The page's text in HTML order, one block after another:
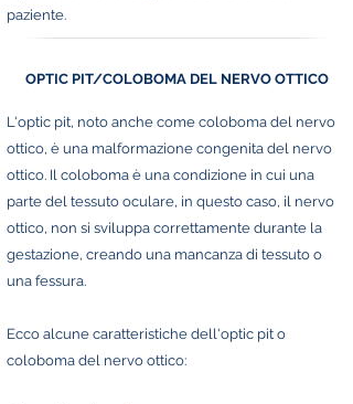
paziente.
OPTIC PIT/COLOBOMA DEL NERVO OTTICO
L'optic pit, noto anche come coloboma del nervo
ottico, è una malformazione congenita del nervo
ottico. Il coloboma è una condizione in cui una
parte del tessuto oculare, in questo caso, il nervo
ottico, non si sviluppa correttamente durante la
gestazione, creando una mancanza di tessuto o
una fessura.
Ecco alcune caratteristiche dell'optic pit o
coloboma del nervo ottico: